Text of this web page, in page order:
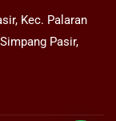
Kec. Palaran
Pasir,